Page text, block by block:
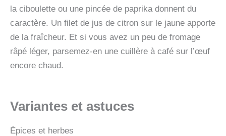
la ciboulette ou une pincée de paprika donnent du
caractère. Un filet de jus de citron sur le jaune apporte
de la fraîcheur. Et si vous avez un peu de fromage
râpé léger, parsemez-en une cuillère à café sur l’œuf
encore chaud.
Variantes et astuces
Épices et herbes